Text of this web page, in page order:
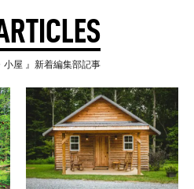
小屋 』新着編集部記事